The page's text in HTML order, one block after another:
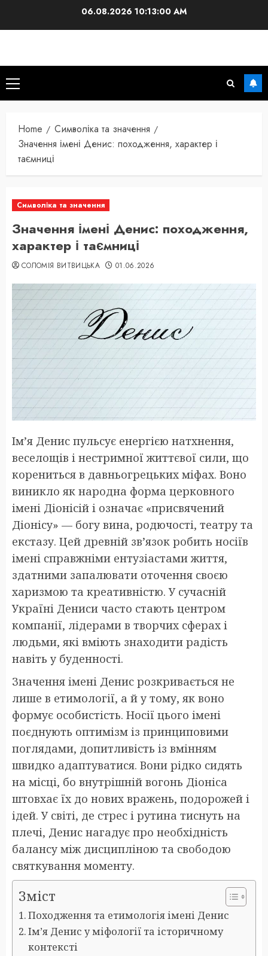
06.08.202610:13:01 AM
Primary
Menu
Home
Символіка та значення
Значення імені Денис: походження, характер і
таємниці
Символіка та значення
Значення імені Денис: походження,
характер і таємниці
СОЛОМІЯ ВИТВИЦЬКА 01.06.2026
Ім’я Денис пульсує енергією натхнення,
веселощів і нестримної життєвої сили, що
корениться в давньогрецьких міфах. Воно
виникло як народна форма церковного
імені Діонісій і означає «присвячений
Діонісу» — богу вина, родючості, театру та
екстазу. Цей древній зв’язок робить носіїв
імені справжніми ентузіастами життя,
здатними запалювати оточення своєю
харизмою та креативністю. У сучасній
Україні Дениси часто стають центром
компанії, лідерами в творчих сферах і
людьми, які вміють знаходити радість
навіть у буденності.
Значення імені Денис розкривається не
лише в етимології, а й у тому, як воно
формує особистість. Носії цього імені
поєднують оптимізм із принциповими
поглядами, допитливість із вмінням
швидко адаптуватися. Вони рідко сидять
на місці, бо внутрішній вогонь Діоніса
штовхає їх до нових вражень, подорожей і
ідей. У світі, де стрес і рутина тиснуть на
плечі, Денис нагадує про необхідність
балансу між дисципліною та свободою
святкування моменту.
Зміст
Походження та етимологія імені Денис
Ім’я Денис у міфології та історичному
контексті